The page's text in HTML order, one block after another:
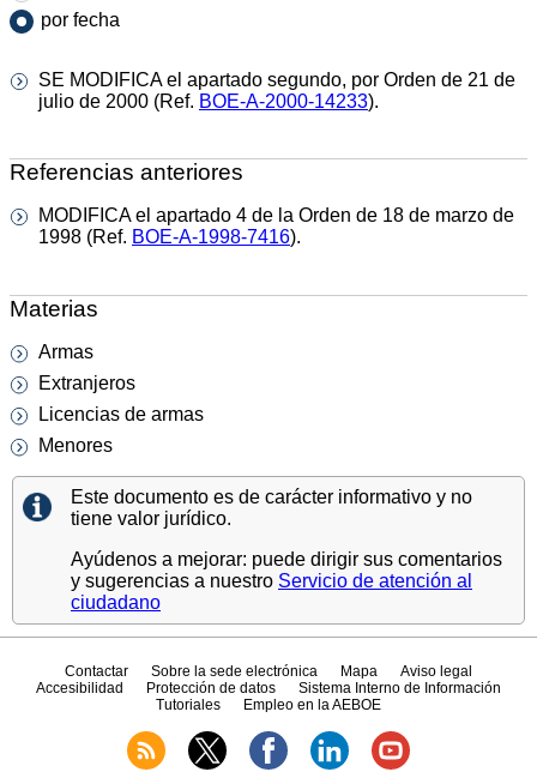
por fecha
SE MODIFICA el apartado segundo, por Orden de 21 de
julio de 2000 (Ref. BOE-A-2000-14233).
Referencias anteriores
MODIFICA el apartado 4 de la Orden de 18 de marzo de
1998 (Ref. BOE-A-1998-7416).
Materias
Armas
Extranjeros
Licencias de armas
Menores
Este documento es de carácter informativo y no
tiene valor jurídico.
Ayúdenos a mejorar: puede dirigir sus comentarios
y sugerencias a nuestro Servicio de atención al
ciudadano
Contactar Sobre la sede electrónica Mapa
Aviso legal
Accesibilidad
Protección de datos
Sistema Interno de Información
Tutoriales
Empleo en la AEBOE